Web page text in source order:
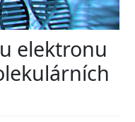
elektronu